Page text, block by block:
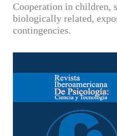
Cooperation in children,
biologically related,
contingencies.
Barra lateral del artículo